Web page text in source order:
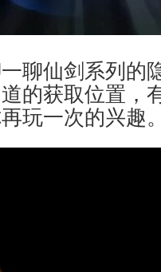
聊仙剑系列的
的获取位置，
玩一次的兴趣